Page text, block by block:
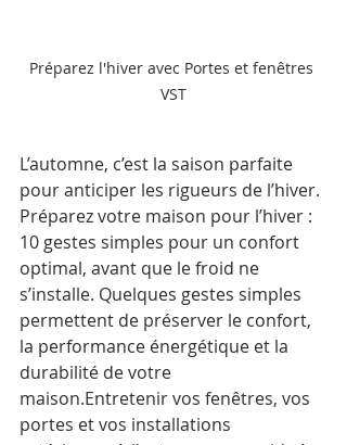
Préparez l'hiver avec Portes et fenêtres
VST
L’automne, c’est la saison parfaite
pour anticiper les rigueurs de l’hiver.
Préparez votre maison pour l’hiver :
10 gestes simples pour un confort
optimal, avant que le froid ne
s’installe. Quelques gestes simples
permettent de préserver le confort,
la performance énergétique et la
durabilité de votre
maison.Entretenir vos fenêtres, vos
portes et vos installations